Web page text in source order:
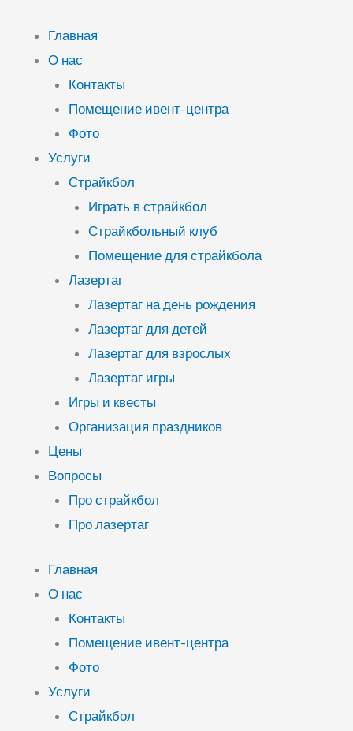
содержимому
Главная
О нас
Контакты
Помещение ивент-центра
Фото
Услуги
Страйкбол
Играть в страйкбол
Страйкбольный клуб
Помещение для страйкбола
Лазертаг
Лазертаг на день рождения
Лазертаг для детей
Лазертаг для взрослых
Лазертаг игры
Игры и квесты
Организация праздников
Цены
Вопросы
Про страйкбол
Про лазертаг
Главная
О нас
Контакты
Помещение ивент-центра
Фото
Услуги
Страйкбол